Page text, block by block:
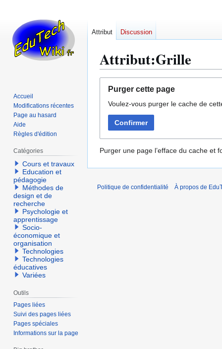
Attribut:Grille
navigation
recherche
Purger cette page
Voulez-vous purger le cache de
Confirmer
Purger une page l’efface du cache et
Attribut Discussion
Accueil
Modifications récentes
Page au hasard
Aide
Règles d'édition
Catégories
Cours et travaux
Education et
pédagogie
Méthodes de
design et de
recherche
Psychologie et
apprentissage
Socio-
économique et
organisation
Technologies
Technologies
éducatives
Variées
Outils
Pages liées
Suivi des pages liées
Pages spéciales
Informations sur la page
Politique de confidentialité À propos de